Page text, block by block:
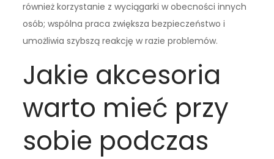
również korzystanie z wyciągarki w obecności innych
osób; wspólna praca zwiększa bezpieczeństwo i
umożliwia szybszą reakcję w razie problemów.
Jakie akcesoria
warto mieć przy
sobie podczas